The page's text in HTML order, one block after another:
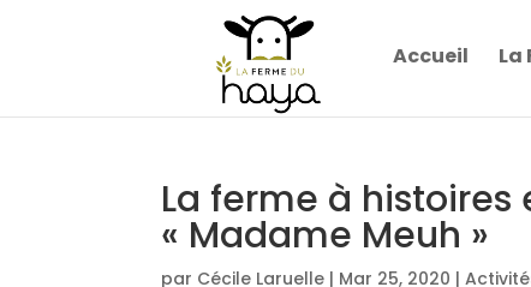
Accueil La
La ferme à
« Madame Meuh »
par Cécile Laruelle | Mar 25, 2020 |